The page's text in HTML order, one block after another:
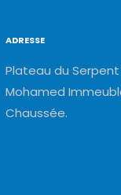
ADRESSE
Plateau du
Mohamed
Chaussée.